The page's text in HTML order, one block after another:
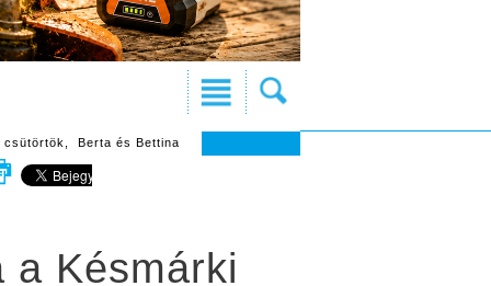
csütörtök, Berta és Bettina
a Késmárki